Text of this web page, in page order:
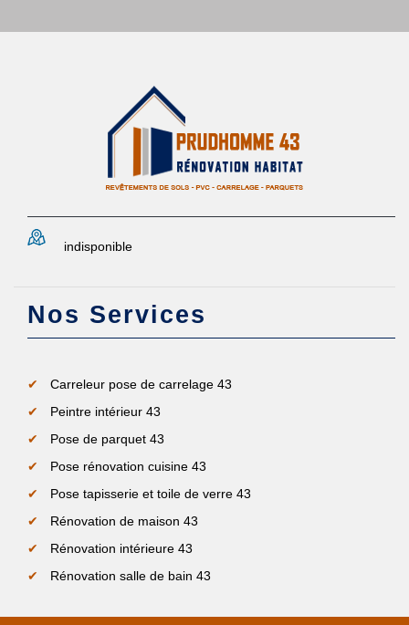
indisponible
Nos Services
Carreleur pose de carrelage 43
Peintre intérieur 43
Pose de parquet 43
Pose rénovation cuisine 43
Pose tapisserie et toile de verre 43
Rénovation de maison 43
Rénovation intérieure 43
Rénovation salle de bain 43